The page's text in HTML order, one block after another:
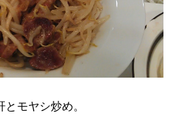
モヤシ炒め。